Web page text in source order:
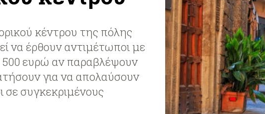
κέντρου της πόλης
να έρθουν αντιμέτωποι με
500 ευρώ αν παραβλέψουν
για να απολαύσουν
σε συγκεκριμένους